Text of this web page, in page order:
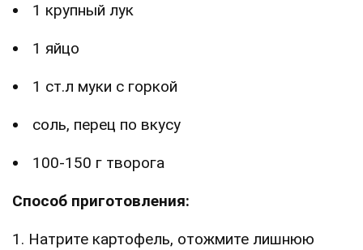
1 крупный лук
1 яйцо
1 ст.л муки с горкой
соль, перец по вкусу
100-150 г творога
Способ приготовления:
1. Натрите картофель, отожмите лишнюю